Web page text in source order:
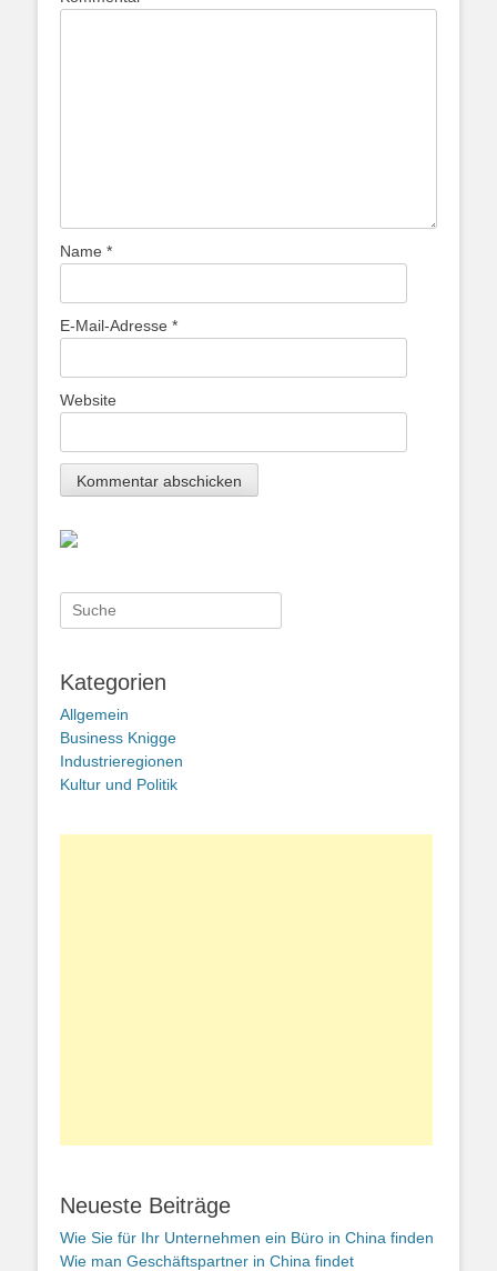
Name *
E-Mail-Adresse *
Website
Suche
nach:
Kategorien
Allgemein
Business Knigge
Industrieregionen
Kultur und Politik
Neueste Beiträge
Wie Sie für Ihr Unternehmen ein Büro in China finden
Wie man Geschäftspartner in China findet